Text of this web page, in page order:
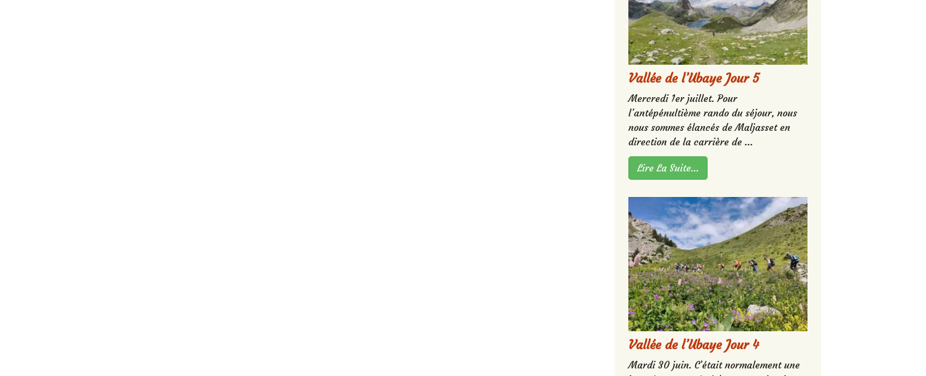
Vallée de l’Ubaye Jour 5
Mercredi 1er juillet. Pour
l’antépénultième rando du séjour, nous
nous sommes élancés de Maljasset en
direction de la carrière de ...
Lire La Suite…
Vallée de l’Ubaye Jour 4
Mardi 30 juin. C’était normalement une